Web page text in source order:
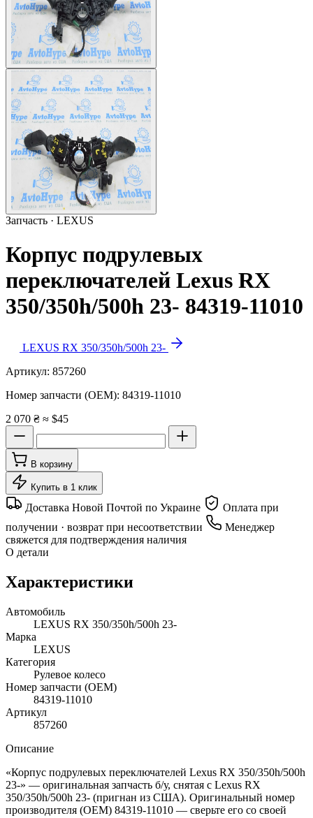
Запчасть · LEXUS
Корпус подрулевых
переключателей Lexus RX
350/350h/500h 23- 84319-11010
LEXUS RX 350/350h/500h 23-
Артикул: 857260
Номер запчасти (OEM): 84319-11010
2 070 ₴ ≈ $45
В корзину
Купить в 1 клик
Доставка Новой Почтой по Украине
Оплата при
получении · возврат при несоответствии
Менеджер
свяжется для подтверждения наличия
О детали
Характеристики
Автомобиль
LEXUS RX 350/350h/500h 23-
Марка
LEXUS
Категория
Рулевое колесо
Номер запчасти (OEM)
84319-11010
Артикул
857260
Описание
«Корпус подрулевых переключателей Lexus RX 350/350h/500h
23-» — оригинальная запчасть б/у, снятая с Lexus RX
350/350h/500h 23- (пригнан из США). Оригинальный номер
производителя (OEM) 84319-11010 — сверьте его со своей